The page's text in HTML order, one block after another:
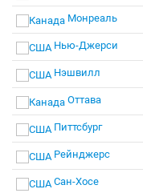
Монреаль
Нью-Джерси
Нэшвилл
Оттава
Питтсбург
Рейнджерс
Сан-Хосе